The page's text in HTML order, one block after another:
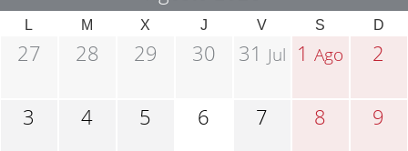
L M X J V S D
27 28 29 30 31 Jul 1Ago 2
3 4 5 6 7 8 9